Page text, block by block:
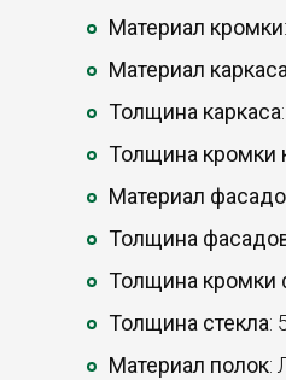
Материал кромки
Материал
Толщина каркаса
Толщина кромки
Материал
Толщина
Толщина кромки
Толщина стекла:
Материал полок: